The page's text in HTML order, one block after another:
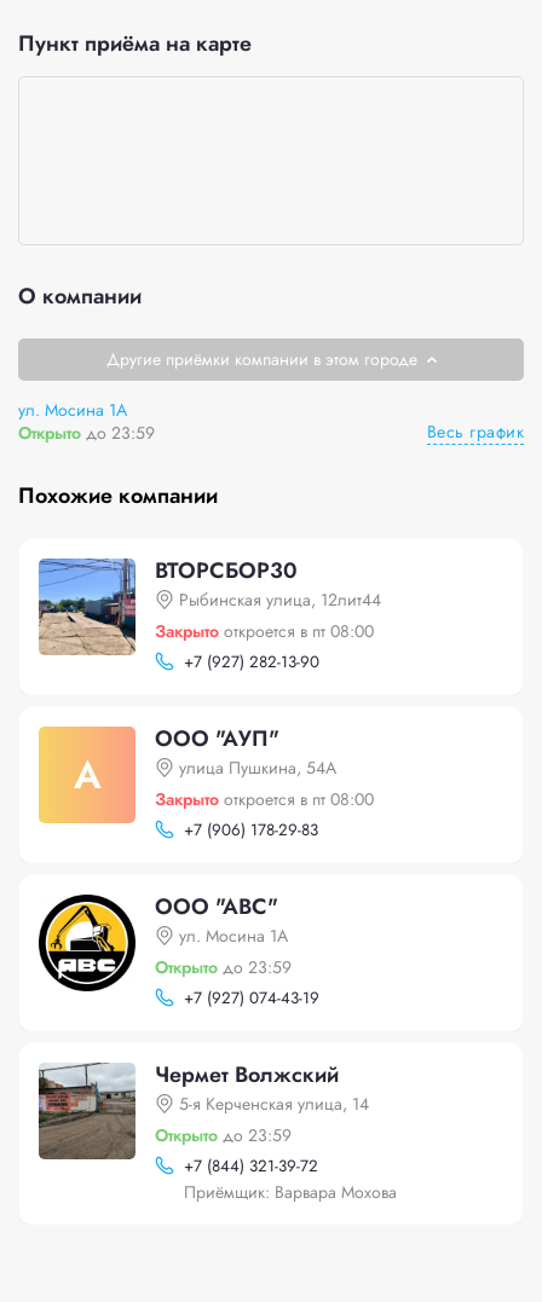
Пункт приёма на карте
О компании
Другие приёмки компании в этом городе
ул. Мосина 1А
Открыто до 23:59 Весь график
Похожие компании
ВТОРСБОР30
Рыбинская улица, 12лит44
Закрыто откроется в пт 08:00
+7 (927) 282-13-90
А
ООО "АУП"
улица Пушкина, 54А
Закрыто откроется в пт 08:00
+7 (906) 178-29-83
ООО "АВС"
ул. Мосина 1А
Открыто до 23:59
+7 (927) 074-43-19
Чермет Волжский
5-я Керченская улица, 14
Открыто до 23:59
+7 (844) 321-39-72
Приёмщик: Варвара Мохова